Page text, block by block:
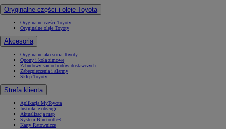
Oryginalne części i oleje Toyota
Oryginalne części Toyoty
Oryginalne oleje Toyoty
Akcesoria
Oryginalne akcesoria Toyoty
Opony i koła zimowe
Zabudowy samochodów dostawczych
Zabezpieczenia i alarmy
Sklep Toyoty
Strefa klienta
Aplikacja MyToyota
Instrukcje obsługi
Aktualizacja map
System Bluetooth®
Karty Ratownicze